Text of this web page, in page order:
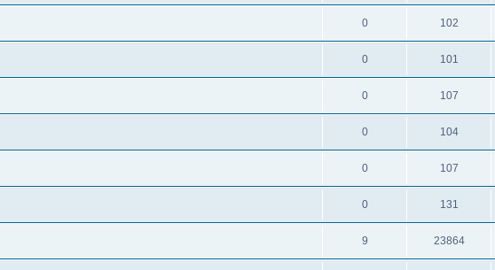
0 102
0 101
0 107
0 104
0 107
0 131
9 23864